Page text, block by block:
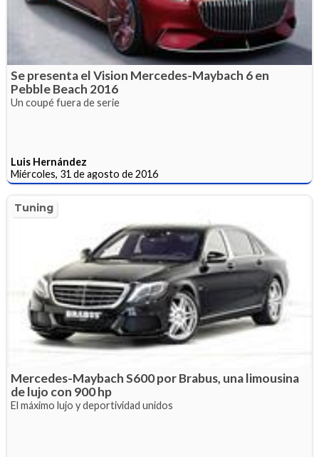
Se presenta el Vision Mercedes-Maybach 6 en
Pebble Beach 2016
Un coupé fuera de serie
Luis Hernández
Miércoles, 31 de agosto de 2016
Tuning
Mercedes-Maybach S600 por Brabus, una limousina
de lujo con 900 hp
El máximo lujo y deportividad unidos